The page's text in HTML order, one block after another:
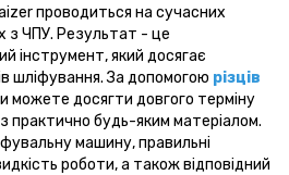
проводиться на сучасних
з ЧПУ. Результат - це
інструмент, який досягає
шліфування. За допомогою різців
можете досягти довгого терміну
практично будь-яким матеріалом.
машину, правильні
роботи, а також відповідний